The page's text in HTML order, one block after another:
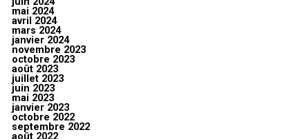
mai 2024
avril 2024
mars 2024
janvier 2024
novembre 2023
octobre 2023
août 2023
juillet 2023
juin 2023
mai 2023
janvier 2023
octobre 2022
septembre 2022
août 2022